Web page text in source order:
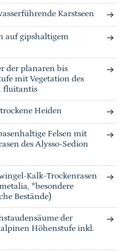
Karstseen
auf gipshaltigem
der planaren bis
mit Vegetation des
fluitantis
Heiden
Felsen mit
des Alysso-Sedion
Kalk-Trockenrasen
*besondere
Bestände)
der
Höhenstufe inkl.